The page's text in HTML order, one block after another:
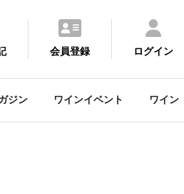
会員登録 ログイン
ジン ワインイベント ワイン